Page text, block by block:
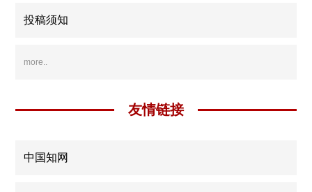
投稿须知
more..
友情链接
中国知网